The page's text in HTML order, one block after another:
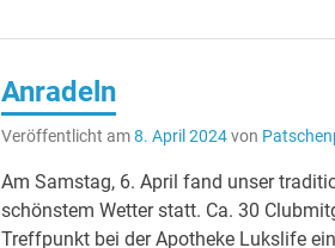
Anradeln
Veröffentlicht am8. April 2024von
Am Samstag, 6. April fand unser
schönstem Wetter statt. Ca. 30
Treffpunkt bei der Apotheke Lukslife